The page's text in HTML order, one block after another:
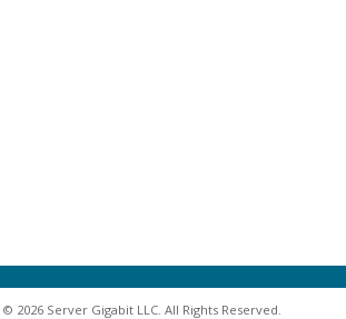
2026 Server Gigabit LLC. All Rights Reserved.